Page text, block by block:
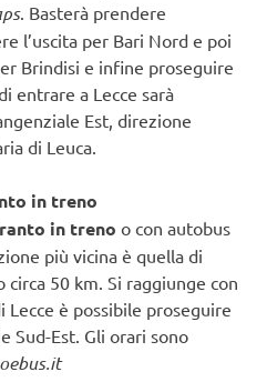
. Basterà prendere
l’uscita per Bari Nord e poi
Brindisi e infine proseguire
entrare a Lecce sarà
Est, direzione
di Leuca.
in treno
in treno o con autobus
più vicina è quella di
circa 50 km. Si raggiunge con
è possibile proseguire
Sud-Est. Gli orari sono